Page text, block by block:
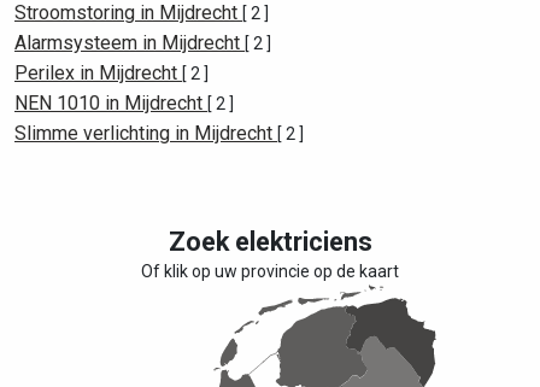
Stroomstoring in Mijdrecht [ 2 ]
Alarmsysteem in Mijdrecht [ 2 ]
Perilex in Mijdrecht [ 2 ]
NEN 1010 in Mijdrecht [ 2 ]
Slimme verlichting in Mijdrecht [ 2 ]
Zoek elektriciens
Of klik op uw provincie op de kaart